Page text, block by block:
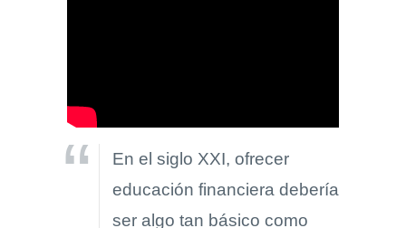
En el siglo XXI, ofrecer
educación financiera debería
ser algo tan básico como